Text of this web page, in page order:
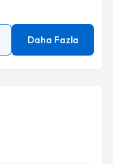
Daha Fazla